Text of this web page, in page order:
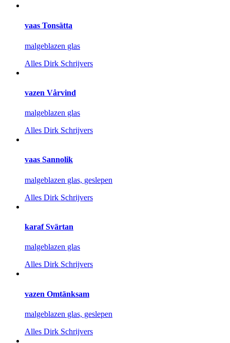
vaas Tonsätta
malgeblazen glas
Alles Dirk Schrijvers
vazen Vårvind
malgeblazen glas
Alles Dirk Schrijvers
vaas Sannolik
malgeblazen glas, geslepen
Alles Dirk Schrijvers
karaf Svärtan
malgeblazen glas
Alles Dirk Schrijvers
vazen Omtänksam
malgeblazen glas, geslepen
Alles Dirk Schrijvers